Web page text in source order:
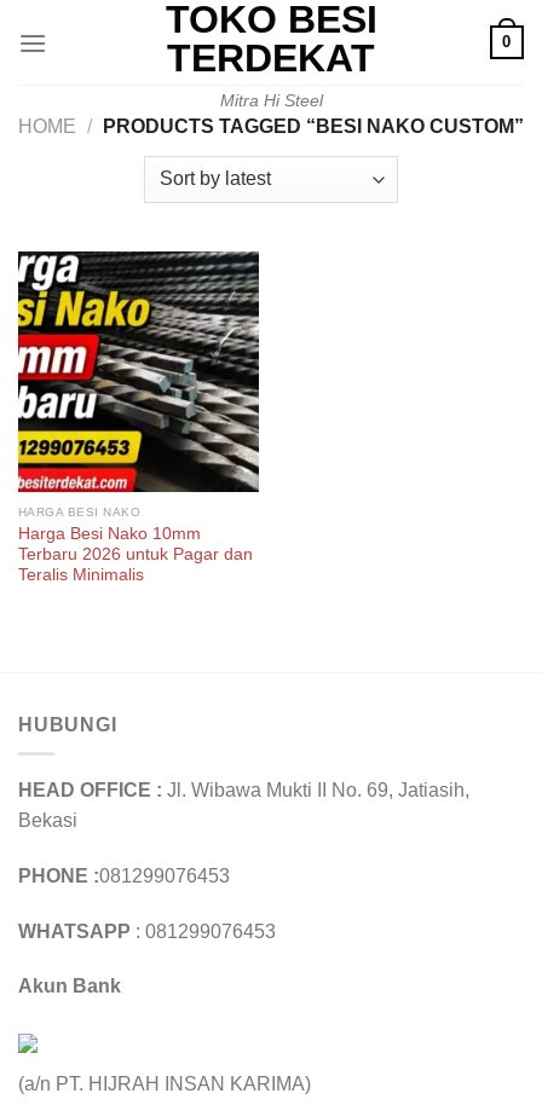
TOKO BESI
TERDEKAT
Mitra Hi Steel
0
HOME / PRODUCTS TAGGED “BESI NAKO CUSTOM”
HARGA BESI NAKO
Harga Besi Nako 10mm
Terbaru 2026 untuk Pagar dan
Teralis Minimalis
HUBUNGI
HEAD OFFICE : Jl. Wibawa Mukti II No. 69, Jatiasih,
Bekasi
PHONE :081299076453
WHATSAPP : 081299076453
Akun Bank
(a/n PT. HIJRAH INSAN KARIMA)